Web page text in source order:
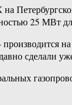
25 МВт
сделали